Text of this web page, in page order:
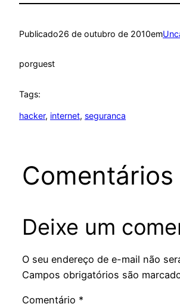
Publicado26 de outubro de 2010em
porguest
Tags:
hacker, internet, seguranca
Comentários
Deixe um
O seu endereço de e-mail não
Campos obrigatórios são
Comentário *